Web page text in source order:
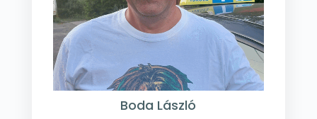
Boda László